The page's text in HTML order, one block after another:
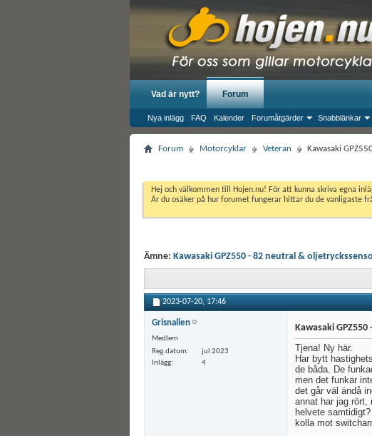
Vad är nytt? Forum
Nya inlägg FAQ Kalender Forumåtgärder Snabblänkar
Forum Motorcyklar Veteran Kawasaki
Hej och välkommen till Hojen.nu! För att kunna skriva egna
Är du osäker på hur forumet fungerar hittar du de vanligaste
Ämne: Kawasaki GPZ550 - 82 neutral &
2023-07-20, 17:46
Grisnallen
Medlem
Reg.datum
jul 2023
Inlägg
4
Kawasaki
Tjena! Ny här.
Har bytt
de båda. De
men det funkar
det går väl ändå
annat har jag
helvete
kolla mot